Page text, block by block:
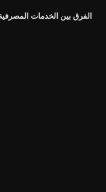
الفرق بين الخدمات